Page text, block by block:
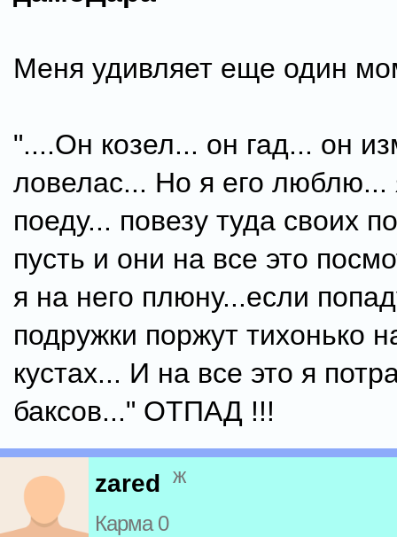
Меня удивляет еще один
"....Он козел... он гад... он
ловелас... Но я его люблю...
поеду... повезу туда своих
пусть и они на все это
я на него плюну...если
подружки поржут тихонько
кустах... И на все это я
баксов..." ОТПАД !!!
zared ж
Карма 0